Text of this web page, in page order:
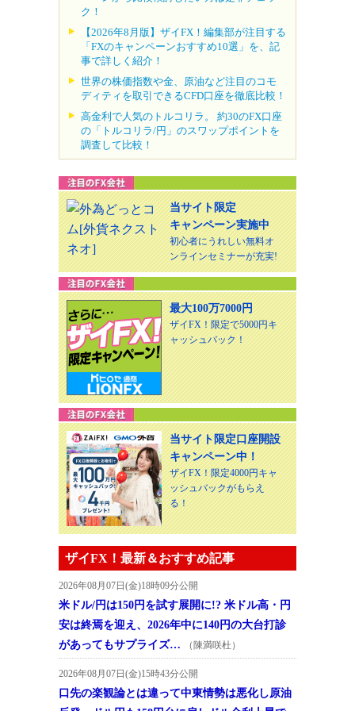
ク！
【2026年8月版】ザイFX！編集部が注目する
「FXのキャンペーンおすすめ10選」を、記
事で詳しく紹介！
世界の株価指数や金、原油など注目のコモ
ディティを取引できるCFD口座を徹底比較！
高金利で人気のトルコリラ。 約30のFX口座
の「トルコリラ/円」のスワップポイントを
調査して比較！
当サイト限定
キャンペーン実施中
初心者にうれしい無料オ
ンラインセミナーが充実!
最大100万7000円
ザイFX！限定で5000円キ
ャッシュバック！
当サイト限定口座開設
キャンペーン中！
ザイFX！限定4000円キャ
ッシュバックがもらえ
る！
ザイFX！最新＆おすすめ記事
2026年08月07日(金)18時09分公開
米ドル/円は150円を試す展開に!? 米ドル高・円
安は終焉を迎え、2026年中に140円の大台打診
があってもサプライズ…
（陳満咲杜）
2026年08月07日(金)15時43分公開
口先の楽観論とは違って中東情勢は悪化し原油